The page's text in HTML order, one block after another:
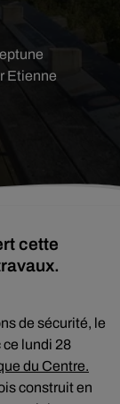
Etienne
cette
de sécurité, le
lundi 28
du Centre.
construit en